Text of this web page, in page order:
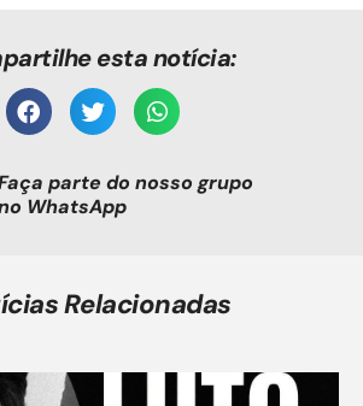
esta notícia:
parte do nosso grupo
WhatsApp
Relacionadas